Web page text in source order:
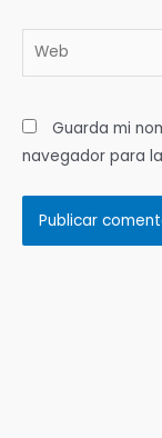
Web
Guarda mi
navegador para